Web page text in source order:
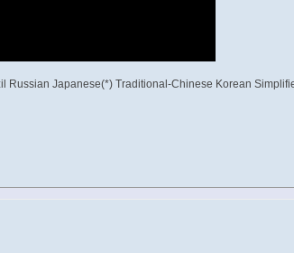
Russian Japanese(*) Traditional-Chinese Korean